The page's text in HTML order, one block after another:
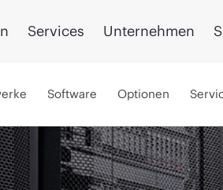
Services Unternehmen
Software Optionen